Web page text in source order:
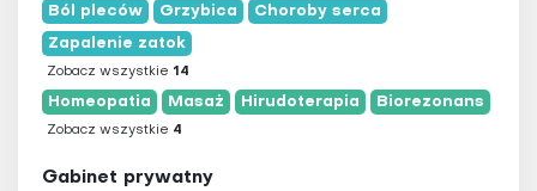
Ból pleców Grzybica Choroby serca
Zapalenie zatok
Zobacz wszystkie 14
Homeopatia Masaż Hirudoterapia Biorezonans
Zobacz wszystkie 4
Gabinet prywatny